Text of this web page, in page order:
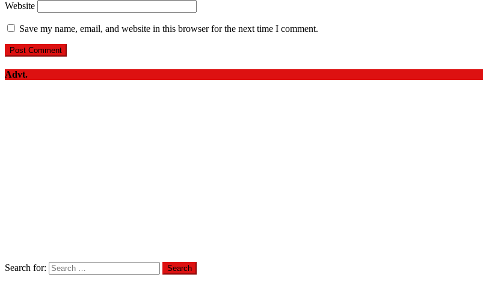
Website
Save my name, email, and website in this browser for the next time I comment.
Advt.
Search for: